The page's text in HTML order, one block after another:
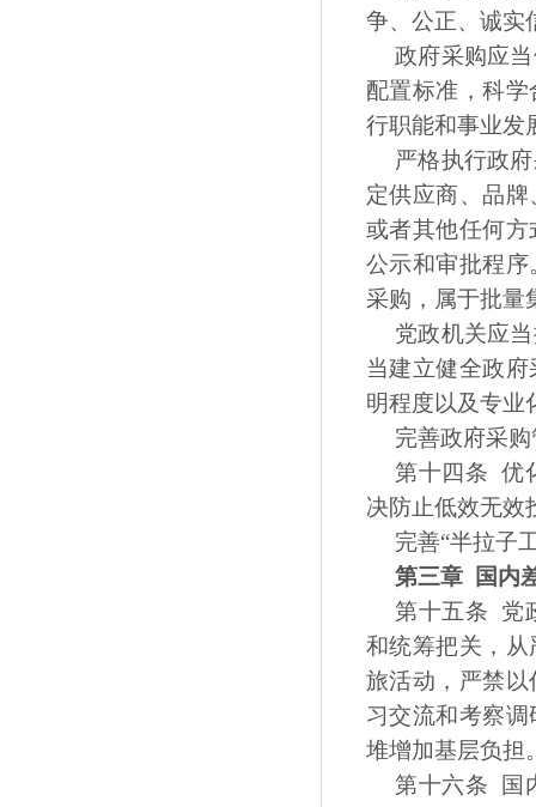
争、公正、诚实
政府采购应
配置标准，科
行职能和事业发
严格执行政
定供应商、品
或者其他任何
公示和审批程
采购，属于批量
党政机关应
当建立健全政
明程度以及专业
完善政府采
第十四条 优
决防止低效无效
完善“半拉子
第三章 国内
第十五条 党
和统筹把关，
旅活动，严禁
习交流和考察
堆增加基层负担
第十六条 国